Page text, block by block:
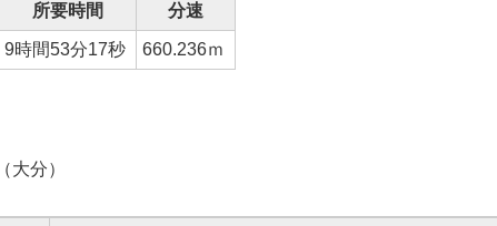
所要時間 分速
9時間53分17秒 660.236ｍ
分）